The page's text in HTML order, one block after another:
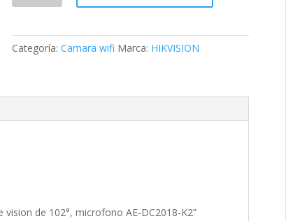
vision
DC2018-
Categoría: Camara wifi Marca: HIKVISION
de 102°, microfono AE-DC2018-K2”